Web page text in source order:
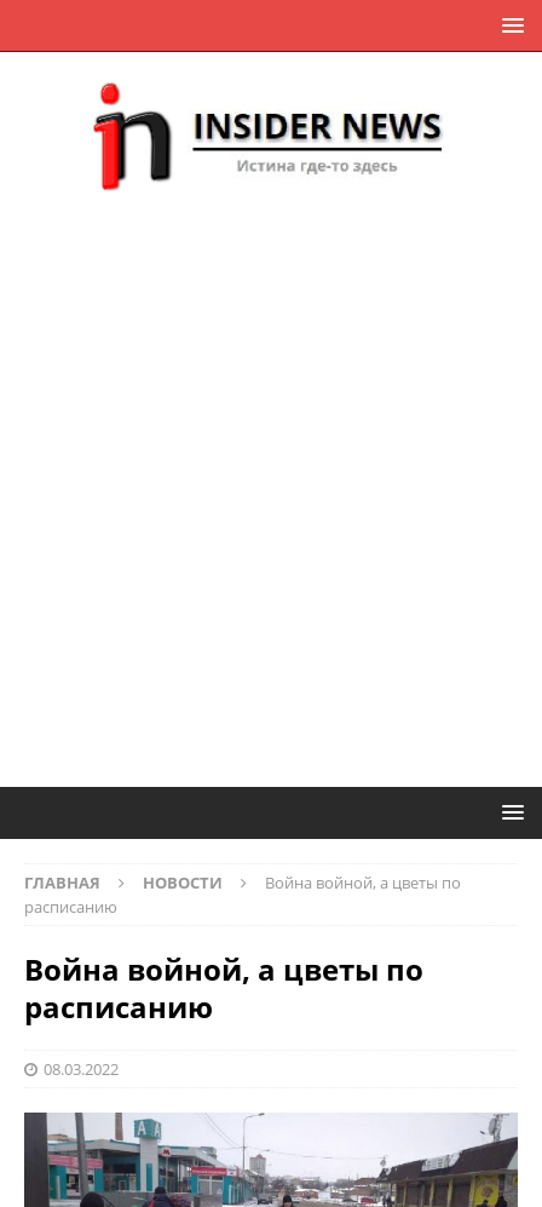
ГЛАВНАЯ НОВОСТИ
Война войной, а цветы по
расписанию
Война войной, а цветы по
расписанию
08.03.2022